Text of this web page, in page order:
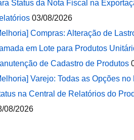
Status da Nota Fiscal na
03/08/2026
Compras: Alteração de
em Lote para Produtos
de Cadastro de Produtos
Varejo: Todas as Opções no
na Central de Relatórios do
08/2026